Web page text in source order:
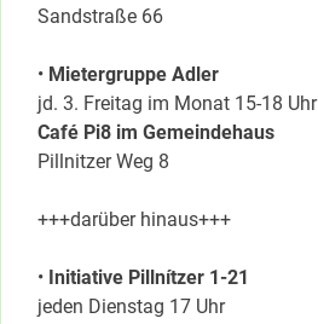
Sandstraße 66
• Mietergruppe Adler
jd. 3. Freitag im Monat 15-18 Uhr
Café Pi8 im Gemeindehaus
Pillnitzer Weg 8
+++darüber hinaus+++
• Initiative Pillnítzer 1-21
jeden Dienstag 17 Uhr